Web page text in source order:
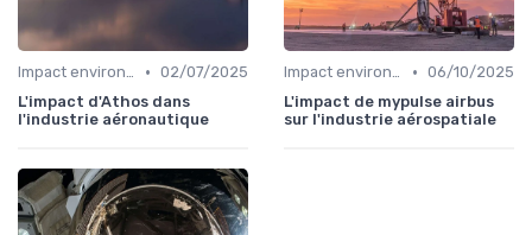
Impact environnemental • 02/07/2025
L'impact d'Athos dans
l'industrie aéronautique
Impact environnemental • 06/10/2025
L'impact de mypulse airbus
sur l'industrie aérospatiale